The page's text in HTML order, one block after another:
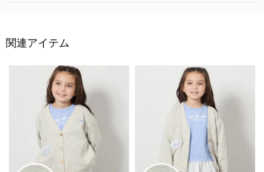
関連アイテム